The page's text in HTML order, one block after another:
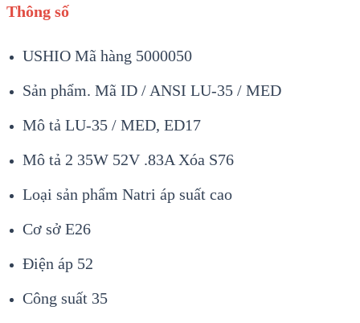
Thông số
USHIO Mã hàng 5000050
Sản phẩm. Mã ID / ANSI LU-35 / MED
Mô tả LU-35 / MED, ED17
Mô tả 2 35W 52V .83A Xóa S76
Loại sản phẩm Natri áp suất cao
Cơ sở E26
Điện áp 52
Công suất 35